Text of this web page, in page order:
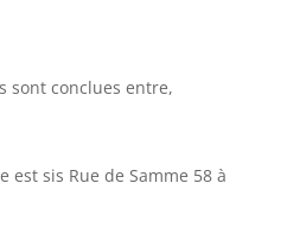
sont conclues entre,
est sis Rue de Samme 58 à